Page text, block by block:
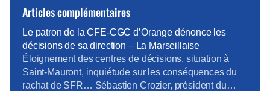
Articles complémentaires
Le patron de la CFE-CGC d’Orange dénonce les
décisions de sa direction – La Marseillaise
Éloignement des centres de décisions, situation à
Saint-Mauront, inquiétude sur les conséquences du
rachat de SFR… Sébastien Crozier, président du